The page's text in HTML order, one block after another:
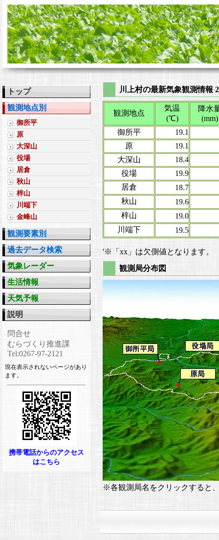
トップ
観測地点別
御所平
原
大深山
役場
居倉
秋山
梓山
川端下
金峰山
観測要素別
過去データ検索
気象レーダー
生活情報
天気予報
説明
問合せ
むらづくり推進課
Tel:0267-97-2121
現在表示されないページがあり
ます。
携帯電話からのアクセス
はこちら
川上村の最新気象観測情報
観測地点
気温
(℃)
降水
(mm)
御所平
19.1
原
19.1
大深山
18.4
役場
19.9
居倉
18.7
秋山
19.6
梓山
19.0
川端下
19.5
'※「xx」は欠側値となります。
観測局分布図
※各観測局名をクリックすると